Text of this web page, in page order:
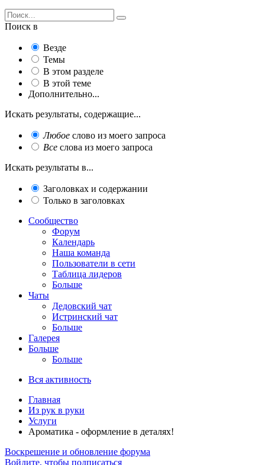
Поиск в
Везде
Темы
В этом разделе
В этой теме
Дополнительно...
Искать результаты, содержащие...
Любое слово из моего запроса
Все слова из моего запроса
Искать результаты в...
Заголовках и содержании
Только в заголовках
Сообщество
Форум
Календарь
Наша команда
Пользователи в сети
Таблица лидеров
Больше
Чаты
Дедовский чат
Истринский чат
Больше
Галерея
Больше
Больше
Вся активность
Главная
Из рук в руки
Услуги
Ароматика - оформление в деталях!
Воскрешение и обновление форума
Войдите, чтобы подписаться